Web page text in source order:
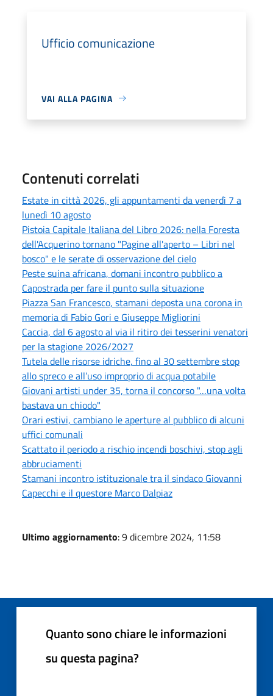
Ufficio comunicazione
VAI ALLA PAGINA
Contenuti correlati
Estate in città 2026, gli appuntamenti da venerdì 7 a
lunedì 10 agosto
Pistoia Capitale Italiana del Libro 2026: nella Foresta
dell'Acquerino tornano "Pagine all'aperto – Libri nel
bosco" e le serate di osservazione del cielo
Peste suina africana, domani incontro pubblico a
Capostrada per fare il punto sulla situazione
Piazza San Francesco, stamani deposta una corona in
memoria di Fabio Gori e Giuseppe Migliorini
Caccia, dal 6 agosto al via il ritiro dei tesserini venatori
per la stagione 2026/2027
Tutela delle risorse idriche, fino al 30 settembre stop
allo spreco e all’uso improprio di acqua potabile
Giovani artisti under 35, torna il concorso "…una volta
bastava un chiodo"
Orari estivi, cambiano le aperture al pubblico di alcuni
uffici comunali
Scattato il periodo a rischio incendi boschivi, stop agli
abbruciamenti
Stamani incontro istituzionale tra il sindaco Giovanni
Capecchi e il questore Marco Dalpiaz
Ultimo aggiornamento: 9 dicembre 2024, 11:58
Quanto sono chiare le informazioni
su questa pagina?